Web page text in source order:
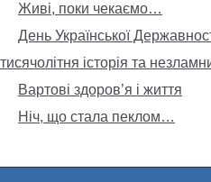
Живі, поки чекаємо…
День Української
тисячолітня історія та
Вартові здоров’я і життя
Ніч, що стала пеклом…